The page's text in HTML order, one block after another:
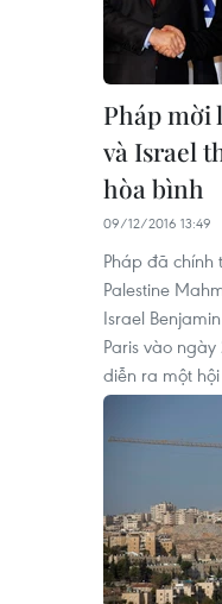
Pháp mời
và Israel
hòa bình
09/12/2016 13:49
Pháp đã chính
Palestine
Israel
Paris vào
diễn ra một